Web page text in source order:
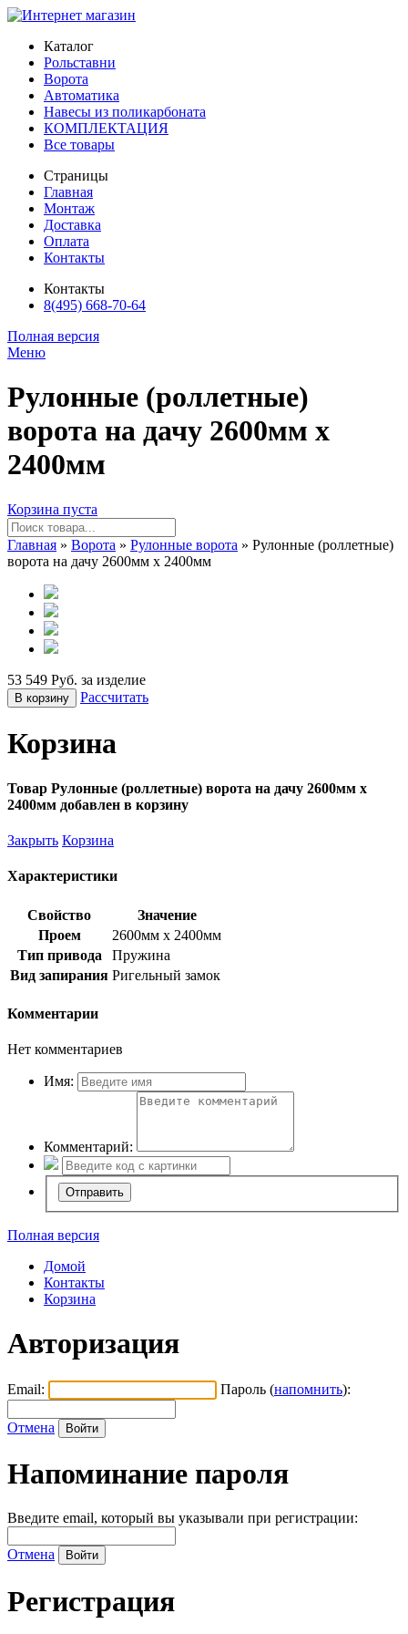
Каталог
Рольставни
Ворота
Автоматика
Навесы из поликарбоната
КОМПЛЕКТАЦИЯ
Все товары
Страницы
Главная
Монтаж
Доставка
Оплата
Контакты
Контакты
8(495) 668-70-64
Полная версия
Меню
Рулонные (роллетные)
ворота на дачу 2600мм х
2400мм
Корзина пуста
Главная » Ворота » Рулонные ворота » Рулонные (роллетные)
ворота на дачу 2600мм х 2400мм
53 549 Руб. за изделие
В корзину Рассчитать
Корзина
Товар Рулонные (роллетные) ворота на дачу 2600мм х
2400мм добавлен в корзину
Закрыть Корзина
Характеристики
Свойство
Значение
Проем
2600мм х 2400мм
Тип привода
Пружина
Вид запирания Ригельный замок
Комментарии
Нет комментариев
Имя:
Комментарий:
Полная версия
Домой
Контакты
Корзина
Авторизация
Email: Пароль (напомнить):
Отмена
Напоминание пароля
Введите email, который вы указывали при регистрации:
Отмена
Регистрация